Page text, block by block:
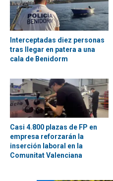
Interceptadas diez personas
tras llegar en patera a una
cala de Benidorm
Casi 4.800 plazas de FP en
empresa reforzarán la
inserción laboral en la
Comunitat Valenciana